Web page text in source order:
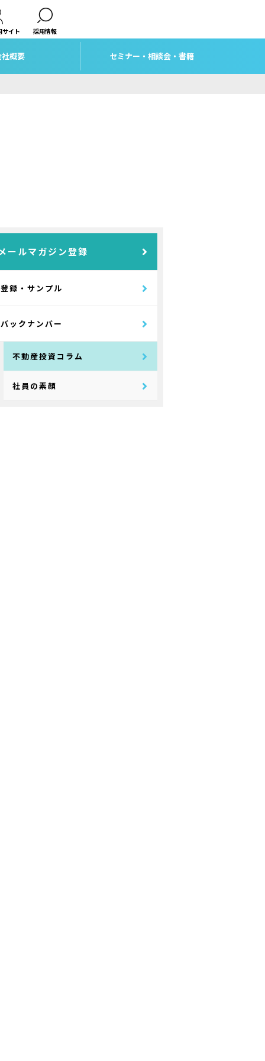
サイト 採用情報
概要 セミナー・相談会・書籍
ールマガジン登録
登録・サンプル
バックナンバー
不動産投資コラム
社員の素顔